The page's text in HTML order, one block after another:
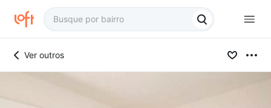
Ver outros